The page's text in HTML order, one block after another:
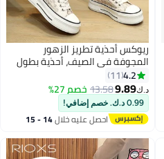
8
ريوكس أحذية تطريز الزهور
المجوفة في الصيف، أحذية بطول
4.5 سم ثخينة -حذاء محسن
للسيدات، أحذية تنس متشابكة قابلة
للتنفس للنساء، أحذية لادي خفيفة
الوزن للمشي، أحذية الموضة
النسائية للعمل المكتبي أعمال
حفلات الزفاف المواعدة والتسوق،
الأحذية البيج
4.2
11
د.ك‏9.89
13.58خصم 27%
0.99 د.ك. خصم إضافي!
احصل عليه خلال 14 - 15